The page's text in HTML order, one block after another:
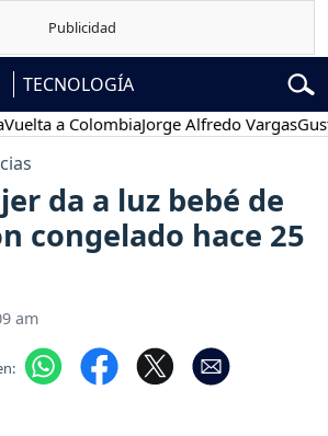
TECNOLOGÍA
a ColombiaJorge Alfredo Vargas
da a luz bebé de
congelado hace 25
am